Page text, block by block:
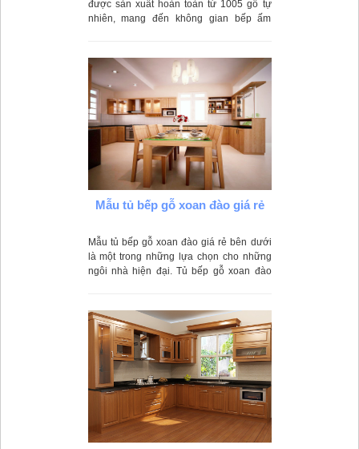
được sản xuất hoàn toàn từ 1005 gỗ tự
nhiên, mang đến không gian bếp ấm
trình xử lý tỉ mỉ, có khả năng chống mối
mọt, ẩm mốc tốt, chịu được nhiệt độ cao
và lực va đập mạnh trong quá trình sử
dụng.
Mẫu tủ bếp gỗ xoan đào giá rẻ
Mẫu tủ bếp gỗ xoan đào giá rẻ bên dưới
là một trong những lựa chọn cho những
ngôi nhà hiện đại. Tủ bếp gỗ xoan đào
nhâm nhi những ly rượu ngon.